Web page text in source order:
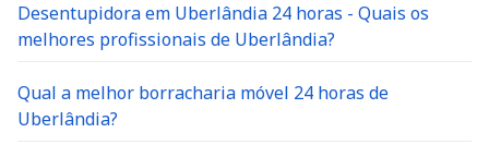
Desentupidora em Uberlândia 24 horas - Quais os
melhores profissionais de Uberlândia?
Qual a melhor borracharia móvel 24 horas de
Uberlândia?